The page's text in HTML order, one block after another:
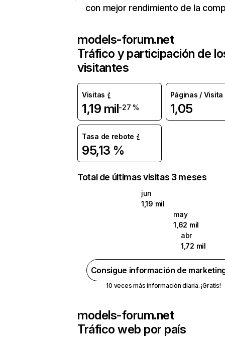
con mejor rendimiento de la
models-forum.net
Tráfico y participación de
visitantes
Visitas
1,19 mil-27 %
Páginas / Visita
1,05
Tasa de rebote
95,13 %
Total de últimas visitas 3 meses
jun
1,19 mil
may
1,62 mil
abr
1,72 mil
Consigue información de
10 veces más información diaria. ¡Gratis!
models-forum.net
Tráfico web por país